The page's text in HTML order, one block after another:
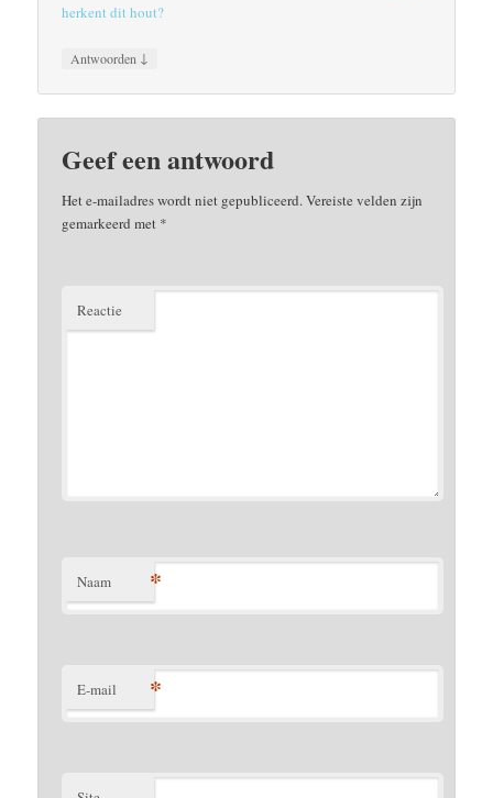
herkent dit hout?
Antwoorden ↓
Geef een antwoord
Het e-mailadres wordt niet gepubliceerd. Vereiste velden zijn
gemarkeerd met *
Reactie
Naam *
E-mail *